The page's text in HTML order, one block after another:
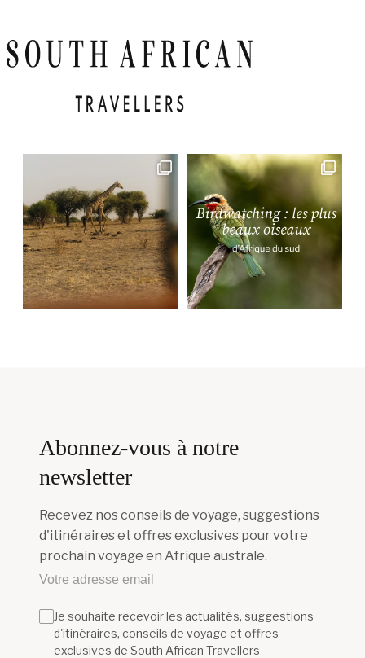
Abonnez-vous à notre
newsletter
Recevez nos conseils de voyage, suggestions
d'itinéraires et offres exclusives pour votre
prochain voyage en Afrique australe.
Je souhaite recevoir les actualités, suggestions
d'itinéraires, conseils de voyage et offres
exclusives de South African Travellers